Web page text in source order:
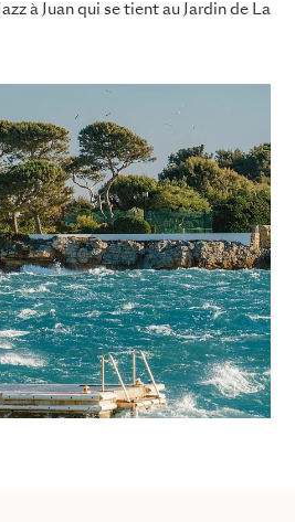
à Juan qui se tient au Jardin de La